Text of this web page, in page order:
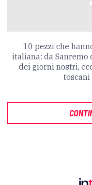
10 pezzi che
italiana: da Sanremo
dei giorni nostri,